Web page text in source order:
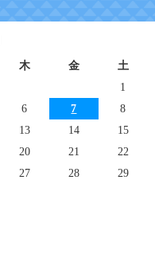
木 金 土
1
6 7
8
13 14
15
20 21
22
27 28
29